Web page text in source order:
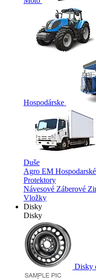
Hospodárske
Duše
Agro EM Hospodarské
Protektory
Návesové Záberové
Vložky
Disky
Disky
Disky